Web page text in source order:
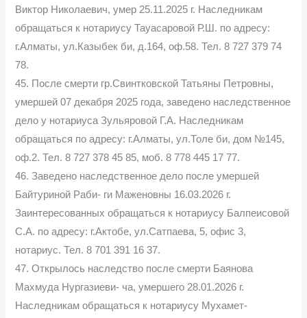
Виктор Николаевич, умер 25.11.2025 г. Наследникам
обращаться к нотариусу Тауасаровой Р.Ш. по адресу:
г.Алматы, ул.Казыбек би, д.164, оф.58. Тел. 8 727 379 74
78.
45. После смерти гр.Свинтковской Татьяны Петровны,
умершей 07 декабря 2025 года, заведено наследственное
дело у нотариуса Зульяровой Г.А. Наследникам
обращаться по адресу: г.Алматы, ул.Толе би, дом №145,
оф.2. Тел. 8 727 378 45 85, моб. 8 778 445 17 77.
46. Заведено наследственное дело после умершей
Байтуриной Раби- ги Маженовны 16.03.2026 г.
Заинтересованных обращаться к нотариусу Балпеисовой
С.А. по адресу: г.Актобе, ул.Сатпаева, 5, офис 3,
нотариус. Тел. 8 701 391 16 37.
47. Открылось наследство после смерти Баянова
Махмуда Нургазиеви- ча, умершего 28.01.2026 г.
Наследникам обращаться к нотариусу Мухамет-